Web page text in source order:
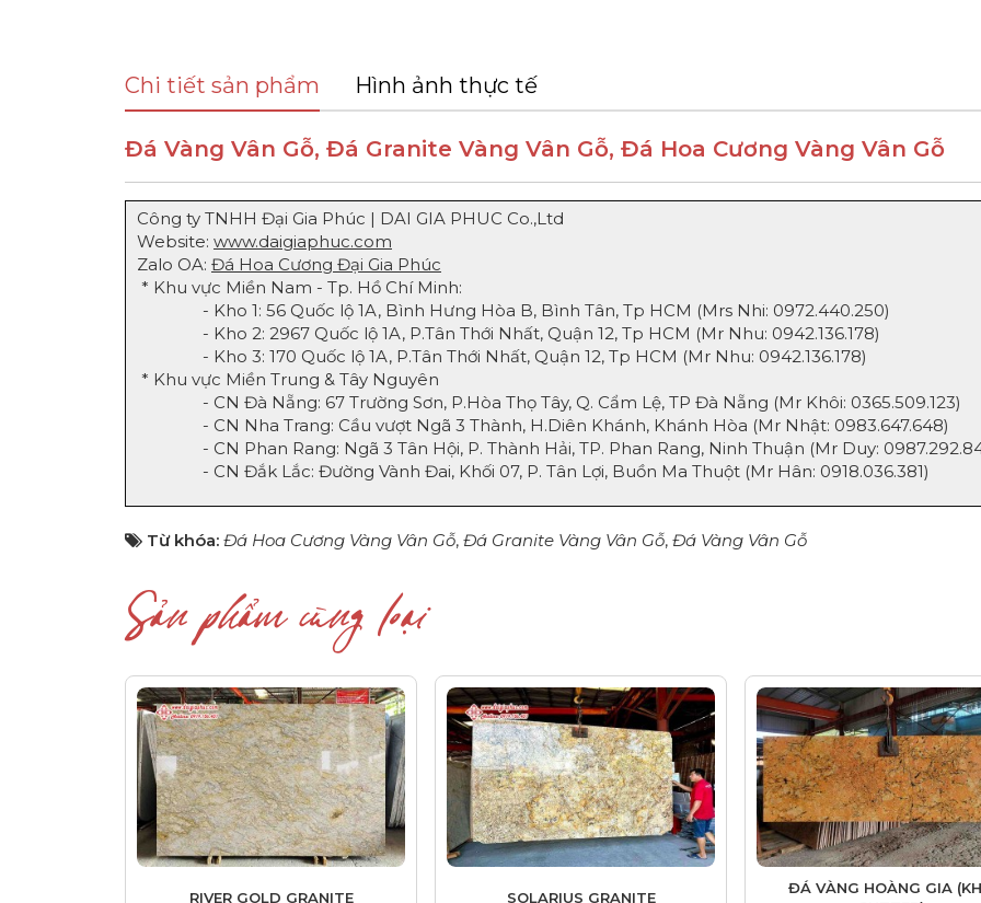
Chi tiết sản phẩm Hình ảnh thực tế
Đá Vàng Vân Gỗ, Đá Granite Vàng Vân Gỗ, Đá Hoa Cương Vàng Vân Gỗ
Công ty TNHH Đại Gia Phúc | DAI GIA PHUC Co.,Ltd
Website: www.daigiaphuc.com
Zalo OA: Đá Hoa Cương Đại Gia Phúc
* Khu vực Miền Nam - Tp. Hồ Chí Minh:
- Kho 1: 56 Quốc lộ 1A, Bình Hưng Hòa B, Bình Tân, Tp HCM (Mrs Nhi: 0972.440.250)
- Kho 2: 2967 Quốc lộ 1A, P.Tân Thới Nhất, Quận 12, Tp HCM (Mr Nhu: 0942.136.178)
- Kho 3: 170 Quốc lộ 1A, P.Tân Thới Nhất, Quận 12, Tp HCM (Mr Nhu: 0942.136.178)
* Khu vực Miền Trung & Tây Nguyên
- CN Đà Nẵng: 67 Trường Sơn, P.Hòa Thọ Tây, Q. Cẩm Lệ, TP Đà Nẵng (Mr Khôi: 0365.509.123)
- CN Nha Trang: Cầu vượt Ngã 3 Thành, H.Diên Khánh, Khánh Hòa (Mr Nhật: 0983.647.648)
- CN Phan Rang: Ngã 3 Tân Hội, P. Thành Hải, TP. Phan Rang, Ninh Thuận (Mr Duy:
- CN Đắk Lắc: Đường Vành Đai, Khối 07, P. Tân Lợi, Buồn Ma Thuột (Mr Hân: 0918.036.381)
Từ khóa: Đá Hoa Cương Vàng Vân Gỗ, Đá Granite Vàng Vân Gỗ, Đá Vàng Vân Gỗ
Sản phẩm cùng loại
RIVER GOLD GRANITE SOLARIUS GRANITE
ĐÁ VÀNG HOÀNG GIA